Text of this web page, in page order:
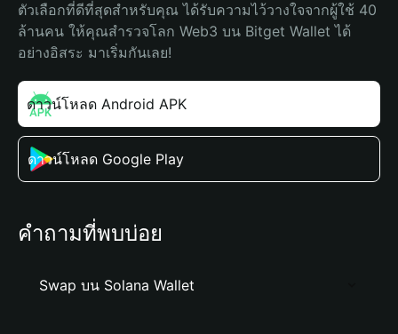
ตัวเลือกที่ดีที่สุดสำหรับคุณ ได้รับความไว้วางใจจากผู้ใช้ 40
ล้านคน ให้คุณสำรวจโลก Web3 บน Bitget Wallet ได้
อย่างอิสระ มาเริ่มกันเลย!
ดาวน์โหลด Android APK
ดาวน์โหลด Google Play
คำถามที่พบบ่อย
Swap บน Solana Wallet